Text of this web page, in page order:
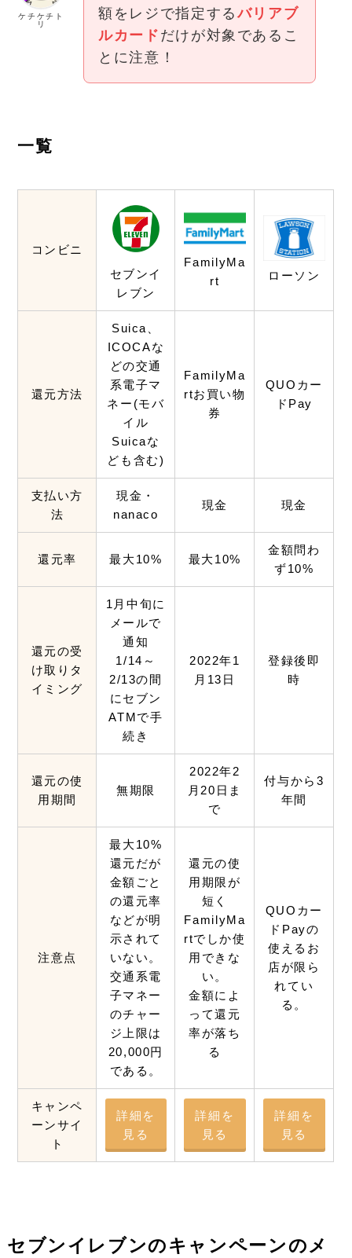
ケチケチト
リ
額をレジで指定するバリアブ
ルカード だけが対象であるこ
とに注意！
一覧
コンビニ
セブンイ
レブン
FamilyMa
rt
ローソン
還元方法
Suica、
ICOCAな
どの交通
系電子マ
ネー(モバ
イル
Suicaな
ども含む)
FamilyMa
rtお買い物
券
QUOカー
ドPay
支払い方
法
現金・
nanaco
現金 現金
還元率 最大10% 最大10%
金額問わ
ず10%
還元の受
け取りタ
イミング
1月中旬に
メールで
通知
1/14～
2/13の間
にセブン
ATMで手
続き
2022年1
月13日
登録後即
時
還元の使
用期間
無期限
2022年2
月20日ま
で
付与から3
年間
注意点
最大10%
還元だが
金額ごと
の還元率
などが明
示されて
いない。
交通系電
子マネー
のチャー
ジ上限は
20,000円
である。
還元の使
用期限が
短く
FamilyMa
rtでしか使
用できな
い。
金額によ
って還元
率が落ち
る
QUOカー
ドPayの
使えるお
店が限ら
れてい
る。
キャンペ
ーンサイ
ト
詳細を
見る
詳細を
見る
詳細を
見る
セブンイレブンのキャンペーンのメ